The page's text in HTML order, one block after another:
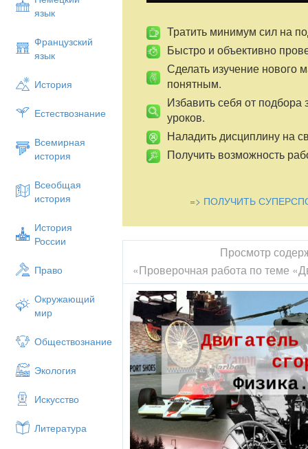
язык
Французский
язык
История
Естествознание
Всемирная
история
Всеобщая
история
История
России
Право
Окружающий
мир
Обществознание
Экология
Искусство
Литература
Тратить минимум сил на
Быстро и объективно
Сделать изучение нового
понятным.
Избавить себя от подбора
уроков.
Наладить дисциплину на
Получить возможность
=> ПОЛУЧИТЬ
Просмотр
«Проверочная работа по теме